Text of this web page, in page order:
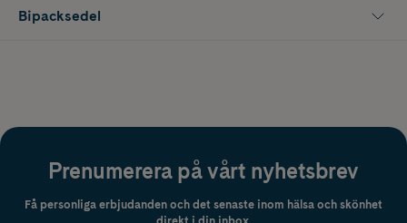
Bipacksedel
Prenumerera på vårt nyhetsbrev
Få personliga erbjudanden och det senaste inom hälsa och skönhet